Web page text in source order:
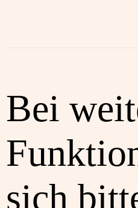
Bei
sich